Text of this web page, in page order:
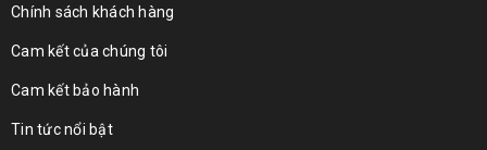
Chính sách khách hàng
Cam kết của chúng tôi
Cam kết bảo hành
Tin tức nổi bật